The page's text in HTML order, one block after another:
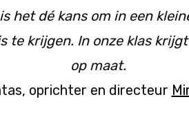
het dé kans om in een
te krijgen. In onze klas
op maat.
oprichter en directeur